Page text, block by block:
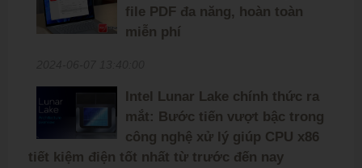
file PDF đa năng, hoàn toàn
miễn phí
Intel Lunar Lake chính thức ra
mắt: Bước tiến vượt bậc trong
công nghệ xử lý giúp CPU x86
tiết kiệm điện tốt nhất từ trước đến nay